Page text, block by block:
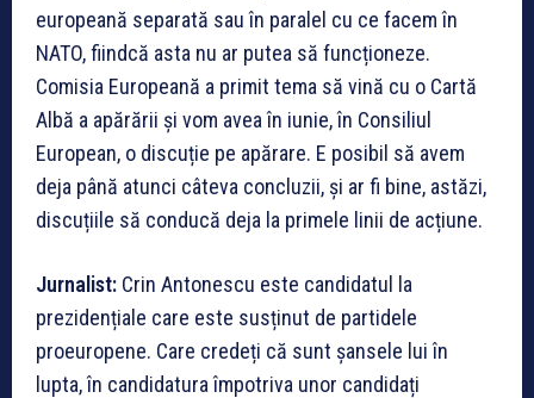
europeană separată sau în paralel cu ce facem în
NATO, fiindcă asta nu ar putea să funcționeze.
Comisia Europeană a primit tema să vină cu o Cartă
Albă a apărării și vom avea în iunie, în Consiliul
European, o discuție pe apărare. E posibil să avem
deja până atunci câteva concluzii, și ar fi bine, astăzi,
discuțiile să conducă deja la primele linii de acțiune.
Jurnalist: Crin Antonescu este candidatul la
prezidențiale care este susținut de partidele
proeuropene. Care credeți că sunt șansele lui în
lupta, în candidatura împotriva unor candidați